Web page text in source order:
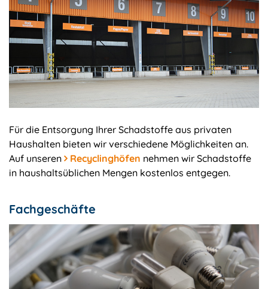
Für die Entsorgung Ihrer Schadstoffe aus privaten
Haushalten bieten wir verschiedene Möglichkeiten an.
Auf unseren
Recyclinghöfen nehmen wir Schadstoffe
in haushaltsüblichen Mengen kostenlos entgegen.
Fachgeschäfte